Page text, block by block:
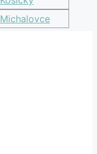
Michalovce